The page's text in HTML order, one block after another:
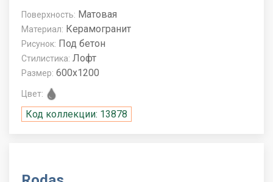
Поверхность: Матовая
Материал: Керамогранит
Рисунок: Под бетон
Стилистика: Лофт
Размер: 600x1200
Цвет:
Код коллекции: 13878